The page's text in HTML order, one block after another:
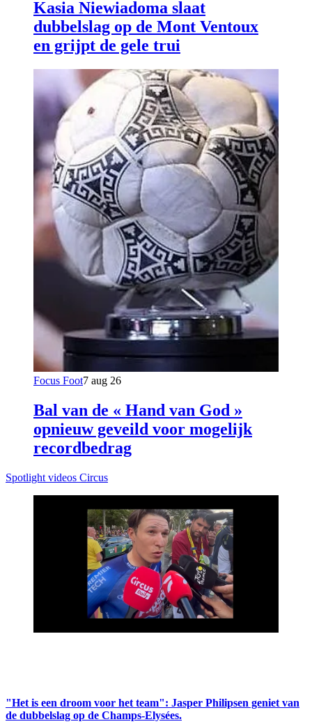
Kasia Niewiadoma slaat
dubbelslag op de Mont Ventoux
en grijpt de gele trui
Focus Foot7 aug 26
Bal van de « Hand van God »
opnieuw geveild voor mogelijk
recordbedrag
Spotlight videos Circus
"Het is een droom voor het team": Jasper Philipsen geniet van
de dubbelslag op de Champs-Elysées.